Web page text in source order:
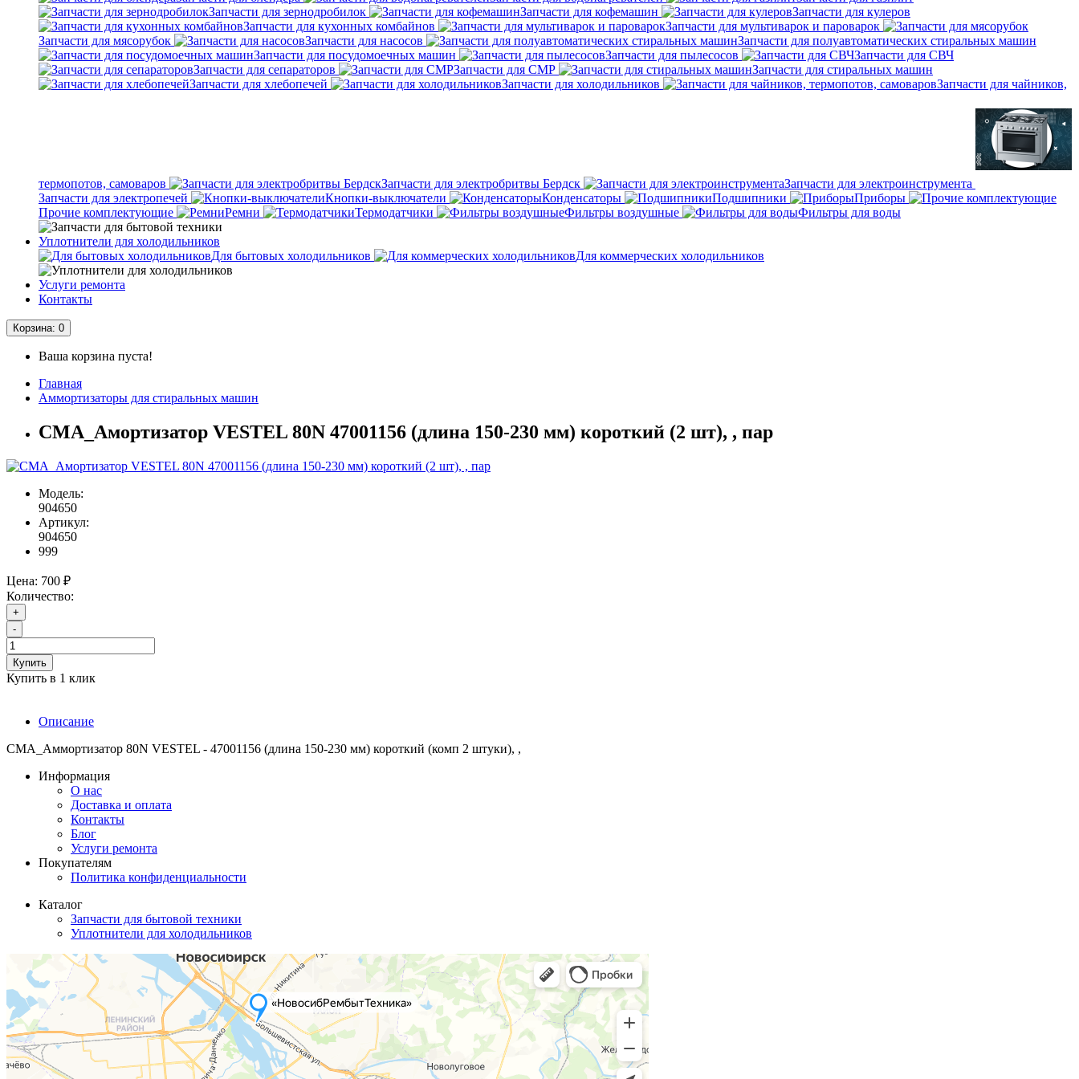
Запчасти для зернодробилок
Запчасти для кофемашин
Запчасти для кулеров
Запчасти для кухонных комбайнов
Запчасти для мультиварок и пароварок
Запчасти для мясорубок
Запчасти для насосов
Запчасти для полуавтоматических стиральных машин
Запчасти для посудомоечных машин
Запчасти для пылесосов
Запчасти для СВЧ
Запчасти для сепараторов
Запчасти для СМР
Запчасти для стиральных машин
Запчасти для хлебопечей
Запчасти для холодильников Запчасти для чайников,
термопотов, самоваров Запчасти для электробритвы Бердск
Запчасти для электроинструмента
Запчасти для электропечей
Кнопки-выключатели Конденсаторы Подшипники
Приборы
Прочие комплектующие
Ремни Термодатчики Фильтры воздушные Фильтры для воды
Уплотнители для холодильников
Для бытовых холодильников
Для коммерческих холодильников
Услуги ремонта
Контакты
Корзина: 0
Ваша корзина пуста!
Главная
Аммортизаторы для стиральных машин
СМА_Амортизатор VESTEL 80N 47001156 (длина 150-230 мм) короткий (2 шт), , пар
Модель:
904650
Артикул:
904650
999
Цена: 700 ₽
Количество:
+
-
Купить
Купить в 1 клик
Описание
СМА_Аммортизатор 80N VESTEL - 47001156 (длина 150-230 мм) короткий (комп 2 штуки), ,
Информация
О нас
Доставка и оплата
Контакты
Блог
Услуги ремонта
Покупателям
Политика конфиденциальности
Каталог
Запчасти для бытовой техники
Уплотнители для холодильников